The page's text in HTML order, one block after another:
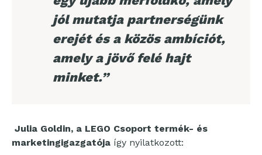
jól mutatja partnerségünk
erejét és a közös ambíciót,
amely a jövő felé hajt
minket.”
Julia Goldin, a LEGO Csoport termék- és
marketingigazgatója így nyilatkozott: